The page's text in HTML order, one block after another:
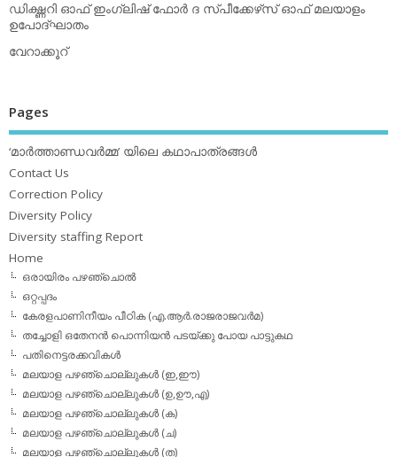
ഡിക്ഷ്ണറി ഓഫ് ഇംഗ്ലിഷ് ഫോര്‍ ദ സ്പീക്കേഴ്‌സ് ഓഫ് മലയാളം
ഉപോദ്ഘാതം
വേറാക്കൂറ്
Pages
‘മാര്‍ത്താണ്ഡവര്‍മ്മ’ യിലെ കഥാപാത്രങ്ങള്‍
Contact Us
Correction Policy
Diversity Policy
Diversity staffing Report
Home
ഒരായിരം പഴഞ്ചൊല്‍
ഒറ്റപ്പദം
കേരളപാണിനീയം പീഠിക (എ.ആര്‍.രാജരാജവര്‍മ)
തച്ചോളി ഒതേനൻ പൊന്നിയൻ പടയ്‌ക്കു പോയ പാട്ടുകഥ
പതിനെട്ടരക്കവികള്‍
മലയാള പഴഞ്ചൊല്ലുകള്‍ (ഇ,ഈ)
മലയാള പഴഞ്ചൊല്ലുകള്‍ (ഉ,ഊ,എ)
മലയാള പഴഞ്ചൊല്ലുകള്‍ (ക)
മലയാള പഴഞ്ചൊല്ലുകള്‍ (ച)
മലയാള പഴഞ്ചൊല്ലുകള്‍ (ത)